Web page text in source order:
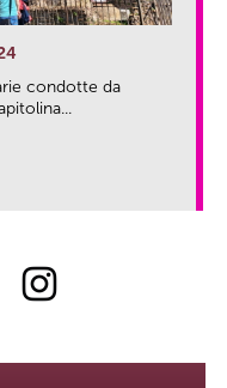
condotte da